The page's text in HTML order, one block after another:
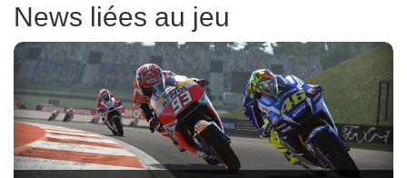
News liées au jeu